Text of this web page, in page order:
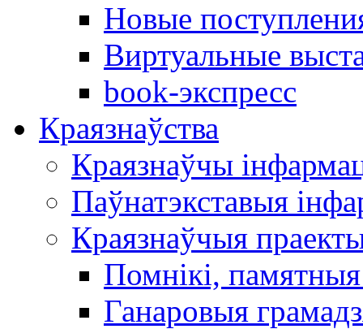
Новые
Виртуальные
book-экспресс
Краязнаўства
Краязнаўчы
Паўнатэкставыя
Краязнаўчыя
Помнікі,
Ганаровыя